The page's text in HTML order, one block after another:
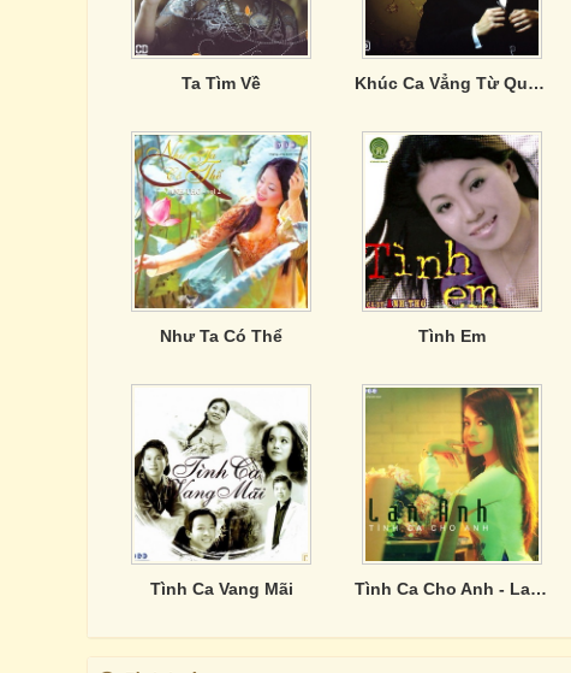
Ta Tìm Về Khúc Ca Vẳng Từ Quê Mẹ
Như Ta Có Thể Tình Em
Tình Ca Vang Mãi Tình Ca Cho Anh - Lan Anh